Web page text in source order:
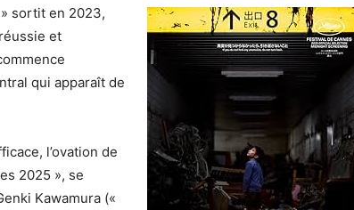
sortit en 2023,
et
qui apparaît de
l’ovation de
2025 », se
Kawamura («